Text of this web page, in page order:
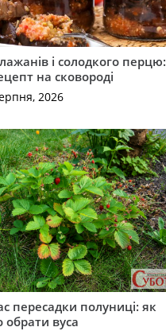
і солодкого перцю:
на сковороді
2026
пересадки полуниці: як
вуса